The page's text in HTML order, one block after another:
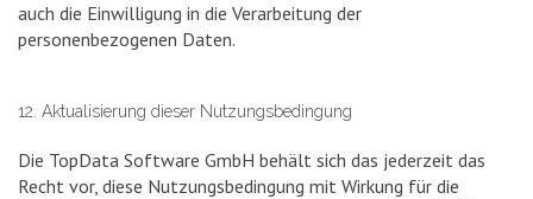
auch die Einwilligung in die Verarbeitung der
personenbezogenen Daten.
12. Aktualisierung dieser Nutzungsbedingung
Die TopData Software GmbH behält sich das jederzeit das
Recht vor, diese Nutzungsbedingung mit Wirkung für die